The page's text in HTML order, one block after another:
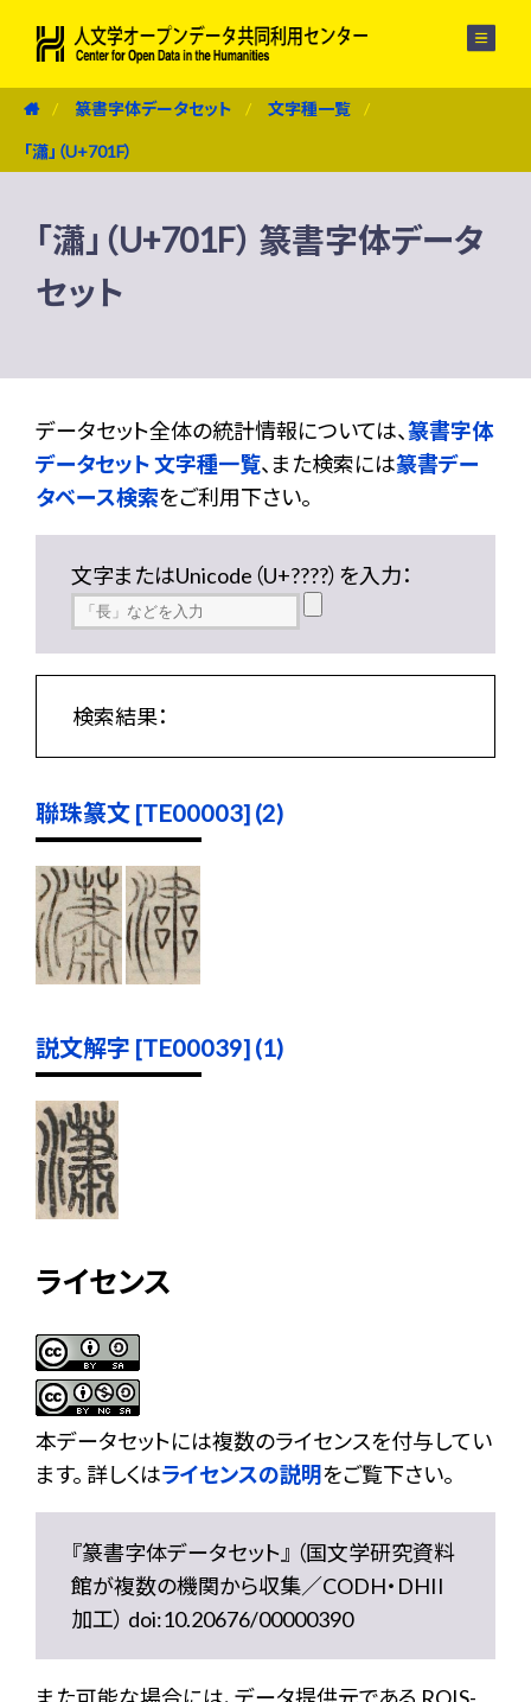
篆書字体データセット 文字種一覧
「瀟」（U+701F）
「瀟」（U+701F） 篆書字体データ
セット
データセット全体の統計情報については、篆書字体
データセット 文字種一覧、また検索には篆書デー
タベース検索をご利用下さい。
文字またはUnicode（U+????）を入力：
検索結果：
聯珠篆文 [TE00003] (2)
説文解字 [TE00039] (1)
ライセンス
本データセットには複数のライセンスを付与してい
ます。 詳しくはライセンスの説明をご覧下さい。
『篆書字体データセット』 （国文学研究資料
館が複数の機関から収集／CODH・DHII
加工） doi:10.20676/00000390